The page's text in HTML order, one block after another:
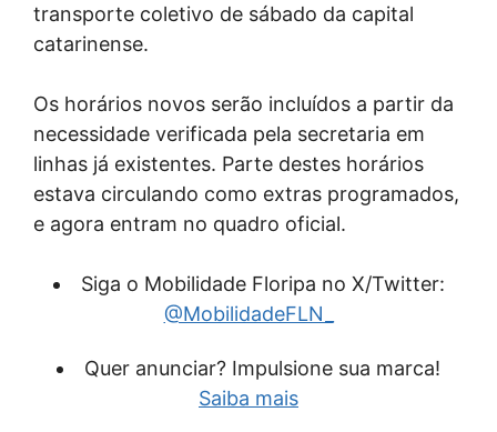
transporte coletivo de sábado da capital
catarinense.
Os horários novos serão incluídos a partir da
necessidade verificada pela secretaria em
linhas já existentes. Parte destes horários
estava circulando como extras programados,
e agora entram no quadro oficial.
Siga o Mobilidade Floripa no X/Twitter:
@MobilidadeFLN_
Quer anunciar? Impulsione sua marca!
Saiba mais